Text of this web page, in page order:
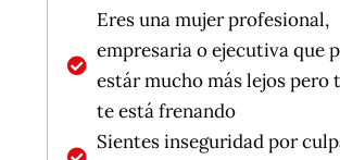
Eres una mujer profesional,
empresaria o ejecutiva que
estár mucho más lejos pero
te está frenando
Sientes inseguridad por